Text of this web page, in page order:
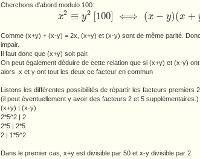
Cherchons d'abord modulo 100:
x2 ≡ y2 [100] ⟺ (x − y)(x +
x2 2[100] ⟺ (x−y)( x+y) ≡0 100]
Comme (x+y) + (x-y) = 2x, (x+y) et (x-y) sont de même parité.
impair.
Il faut donc que (x+y) soit pair.
On peut également déduire de cette relation que si (x+y) et (x-y)
alors x et y ont tout les deux ce facteur en commun
Listons les différentes possibilités de répartir les facteurs premiers
(il peut éventuellement y avoir des facteurs 2 et 5 supplémentaires.)
(x+y) | (x-y)
2*5^2 | 2
2*5 | 2*5
2 | 1*5^2
Dans le premier cas, x+y est divisible par 50 et x-y divisible par 2